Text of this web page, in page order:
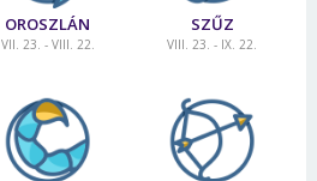
OROSZLÁN
VII. 23. - VIII. 22.
SZŰZ
VIII. 23. - IX. 22.